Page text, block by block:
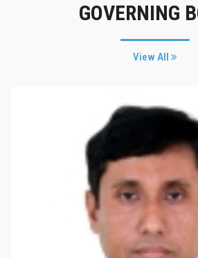
GOVERNING
View All
Kazi Mohammad
Rahma্‌n , professor,
of political